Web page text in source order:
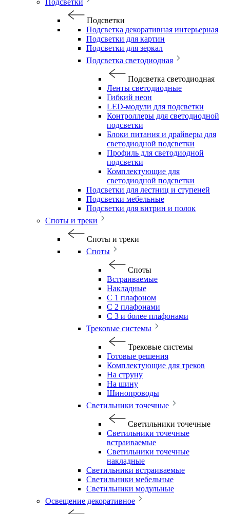
Подсветки
Подсветки
Подсветка декоративная интерьерная
Подсветки для картин
Подсветки для зеркал
Подсветка светодиодная
Подсветка светодиодная
Ленты светодиодные
Гибкий неон
LED-модули для подсветки
Контроллеры для светодиодной
подсветки
Блоки питания и драйверы для
светодиодной подсветки
Профиль для светодиодной
подсветки
Комплектующие для
светодиодной подсветки
Подсветки для лестниц и ступеней
Подсветки мебельные
Подсветки для витрин и полок
Споты и треки
Споты и треки
Споты
Споты
Встраиваемые
Накладные
С 1 плафоном
С 2 плафонами
С 3 и более плафонами
Трековые системы
Трековые системы
Готовые решения
Комплектующие для треков
На струну
На шину
Шинопроводы
Светильники точечные
Светильники точечные
Светильники точечные
встраиваемые
Светильники точечные
накладные
Светильники встраиваемые
Светильники мебельные
Светильники модульные
Освещение декоративное